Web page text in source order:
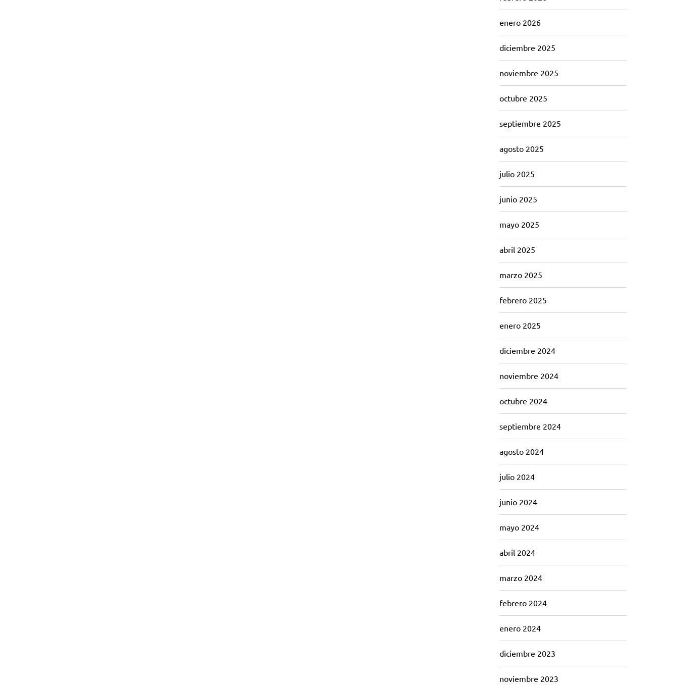
enero 2026
diciembre 2025
noviembre 2025
octubre 2025
septiembre 2025
agosto 2025
julio 2025
junio 2025
mayo 2025
abril 2025
marzo 2025
febrero 2025
enero 2025
diciembre 2024
noviembre 2024
octubre 2024
septiembre 2024
agosto 2024
julio 2024
junio 2024
mayo 2024
abril 2024
marzo 2024
febrero 2024
enero 2024
diciembre 2023
noviembre 2023